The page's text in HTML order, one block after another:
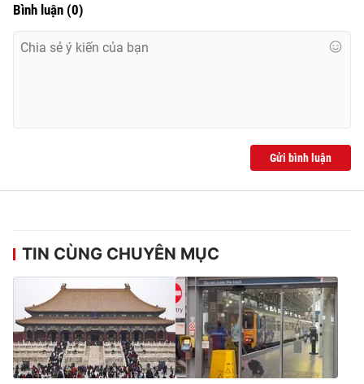
Giấy phép hoạt động báo in và báo điện tử số 483/GP-BTTTT
Tổng đài VTV:024.38 355 931 - 024.38 355 932
Ðiện thoại Thời báo VTV:
024.66 897 897
Email:toasoan@vtv.vn
Liên hệ quảng cáo:024-7300.7108
Bình luận (0)
Gửi bình luận
TIN CÙNG CHUYÊN MỤC